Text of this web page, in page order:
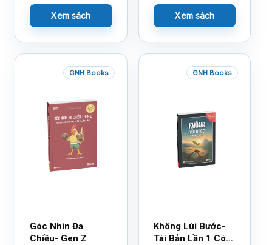
Xem sách Xem sách
GNH Books
Góc Nhìn Đa
Chiều- Gen Z
GNH Books
Không Lùi Bước-
Tái Bản Lần 1 Có